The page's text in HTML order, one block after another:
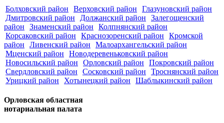
Болховский район Верховский район
Глазуновский район
Дмитровский район
Должанский район
Залегощенский
район
Знаменский район
Колпнянский район
Корсаковский район
Краснозоренский район
Кромской
район
Ливенский район
Малоархангельский район
Мценский район
Новодеревеньковский район
Новосильский район
Орловский район
Покровский район
Свердловский район
Сосковский район
Троснянский район
Урицкий район
Хотынецкий район Шаблыкинский район
Орловская областная
нотариальная палата